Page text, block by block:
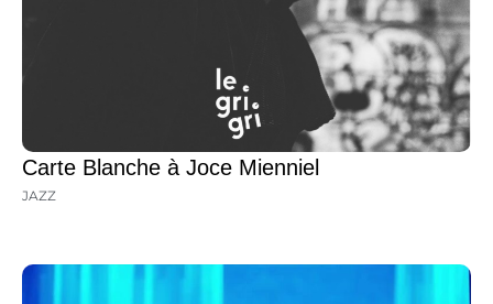
Carte Blanche à Joce Mienniel
JAZZ